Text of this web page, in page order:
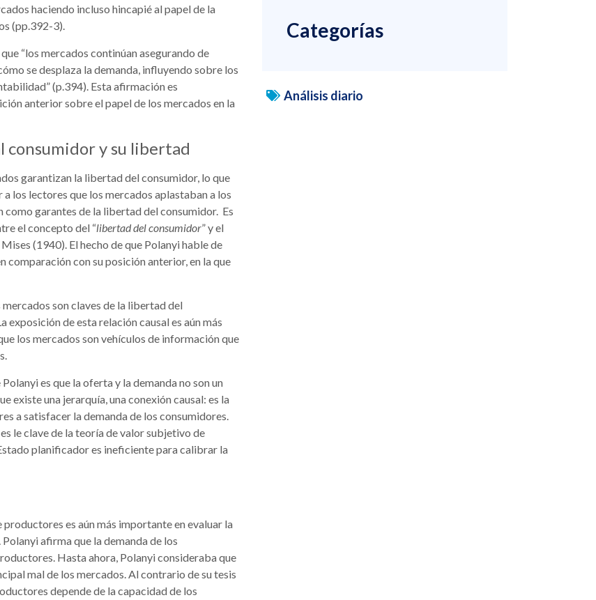
haciendo incluso hincapié al papel de la
(pp.392-3).
“los mercados continúan asegurando de
se desplaza la demanda, influyendo sobre los
(p.394). Esta afirmación es
anterior sobre el papel de los mercados en la
consumidor y su libertad
garantizan la libertad del consumidor, lo que
los lectores que los mercados aplastaban a los
como garantes de la libertad del consumidor. Es
el concepto del “libertad del consumidor” y el
(1940). El hecho de que Polanyi hable de
con su posición anterior, en la que
son claves de la libertad del
exposición de esta relación causal es aún más
los mercados son vehículos de información que
es que la oferta y la demanda no son un
existe una jerarquía, una conexión causal: es la
a satisfacer la demanda de los consumidores.
le clave de la teoría de valor subjetivo de
planificador es ineficiente para calibrar la
es aún más importante en evaluar la
afirma que la demanda de los
Hasta ahora, Polanyi consideraba que
mal de los mercados. Al contrario de su tesis
depende de la capacidad de los
Categorías
Análisis diario